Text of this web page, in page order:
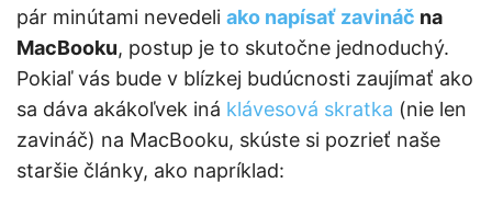
pár minútami nevedeli ako napísať zavináč na
MacBooku, postup je to skutočne jednoduchý.
Pokiaľ vás bude v blízkej budúcnosti zaujímať ako
sa dáva akákoľvek iná klávesová skratka (nie len
zavináč) na MacBooku, skúste si pozrieť naše
staršie články, ako napríklad: